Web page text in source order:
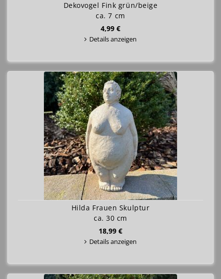
Dekovogel Fink grün/beige
ca. 7 cm
4,99 €
Details anzeigen
Hilda Frauen Skulptur
ca. 30 cm
18,99 €
Details anzeigen